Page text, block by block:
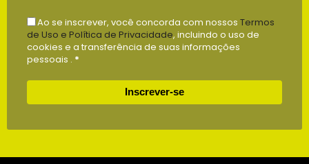
Ao se inscrever, você concorda com nossos Termos
de Uso e Política de Privacidade, incluindo o uso de
cookies e a transferência de suas informações
pessoais . *
Inscrever-se